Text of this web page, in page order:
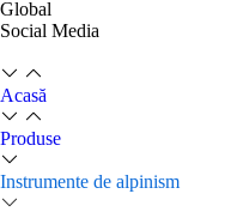
Global
Social Media
Acasă
Produse
Instrumente de alpinism